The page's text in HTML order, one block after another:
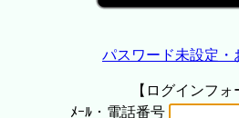
パスワード未設定・
【ログインフォ
ﾒｰﾙ・電話番号